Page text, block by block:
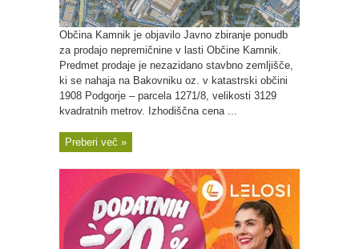
Občina Kamnik je objavilo Javno zbiranje ponudb
za prodajo nepremičnine v lasti Občine Kamnik.
Predmet prodaje je nezazidano stavbno zemljišče,
ki se nahaja na Bakovniku oz. v katastrski občini
1908 Podgorje – parcela 1271/8, velikosti 3129
kvadratnih metrov. Izhodiščna cena ...
Preberi več »